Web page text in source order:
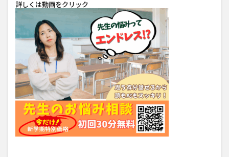
詳しくは動画をクリック